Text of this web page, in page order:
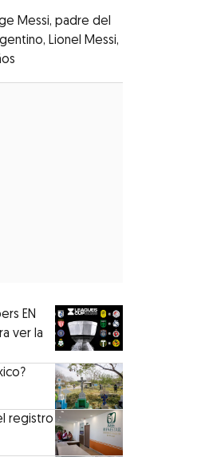
Messi, padre del
Lionel Messi,
EN
ver la
registro